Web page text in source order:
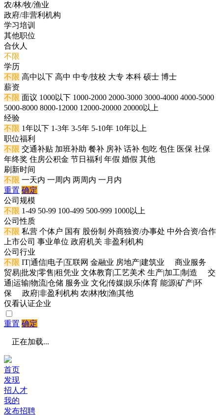
农/林/牧/渔业
政府/非营利机构
学习培训
其他职位
合伙人
不限
学历
不限 高中以下 高中 中专/技校 大专 本科 硕士 博士
薪资
不限 面议 1000以下 1000-2000 2000-3000 3000-4000 4000-5000
5000-8000 8000-12000 12000-20000 20000以上
经验
不限 1年以下 1-3年 3-5年 5-10年 10年以上
职位福利
不限 交通补贴 加班补助 餐补 房补 话补 包吃 包住 医保 社保
年终奖 住房公积金 节日福利 年假 婚假 其他
刷新时间
不限 一天内 一周内 两周内 一月内
重置 确定
公司规模
不限 1-49 50-99 100-499 500-999 1000以上
公司性质
不限 私营 个体户 国有 股份制 外商独资/办事处 中外合资/合作
上市公司 事业单位 政府机关 非盈利机构
公司行业
不限 IT|通信|电子|互联网 金融业 房地产|建筑业
商业服务
贸易|批发|零售|租凭业 文体教育|工艺美术 生产|加工|制造
交
通|运输|物流|仓储 服务业 文化|传媒|娱乐|体育 能源|矿产|环
保
政府|非盈利机构 农|林|牧|渔|其他
仅看认证企业
重置 确定
正在加载...
首页
发现
招人才
我的
发布招聘